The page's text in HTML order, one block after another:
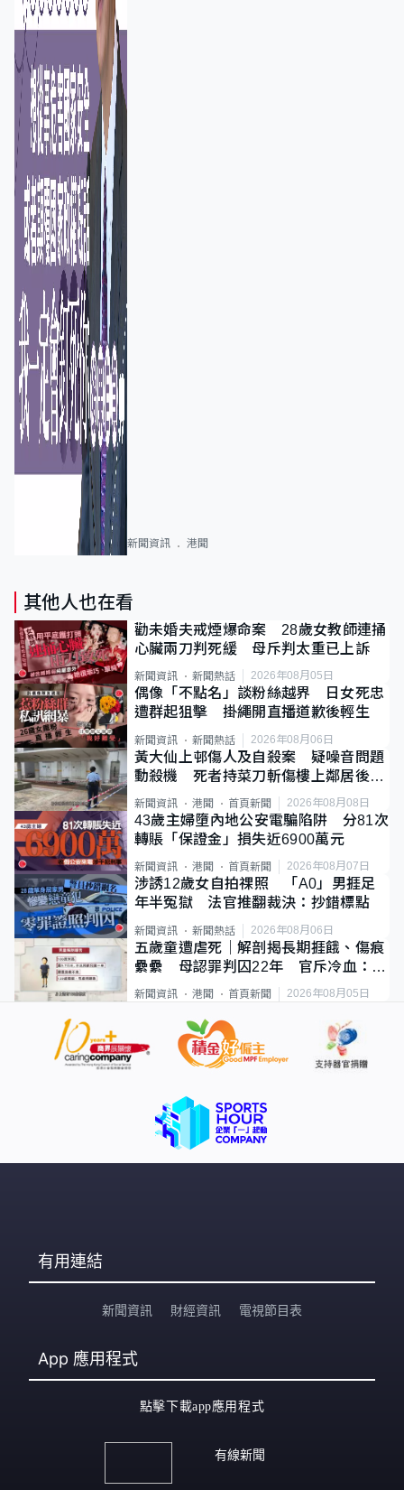
新聞資訊 港聞
其他人也在看
勸未婚夫戒煙爆命案 28歲女教師連捅
心臟兩刀判死緩 母斥判太重已上訴
新聞資訊 新聞熱話 2026年08月05日
偶像「不點名」談粉絲越界 日女死忠
遭群起狙擊 掛繩開直播道歉後輕生
新聞資訊 新聞熱話 2026年08月06日
黃大仙上邨傷人及自殺案 疑噪音問題
動殺機 死者持菜刀斬傷樓上鄰居後墮
斃
新聞資訊 港聞 首頁新聞 2026年08月08日
43歲主婦墮內地公安電騙陷阱 分81次
轉賬「保證金」損失近6900萬元
新聞資訊 港聞 首頁新聞 2026年08月07日
涉誘12歲女自拍祼照 「A0」男捱足
年半冤獄 法官推翻裁決：抄錯標點
新聞資訊 新聞熱話 2026年08月06日
五歲童遭虐死｜解剖揭長期捱餓、傷痕
纍纍 母認罪判囚22年 官斥冷血：同
類案最惡劣
新聞資訊 港聞 首頁新聞 2026年08月05日
有用連結
新聞資訊 財經資訊 電視節目表
App 應用程式
點擊下載app應用程式
有線新聞